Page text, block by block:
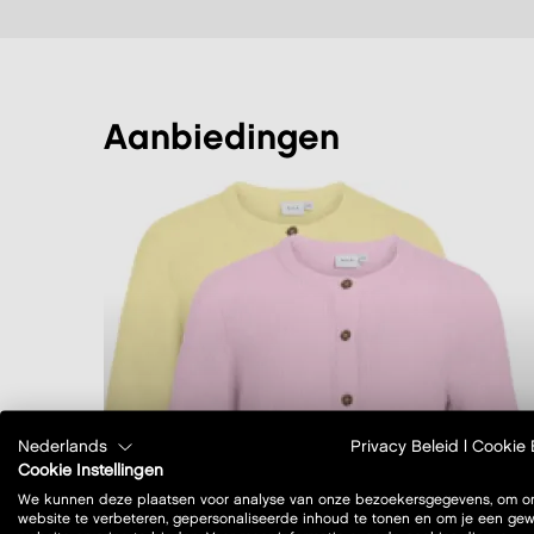
aanbiedingen
top sale
Nederlands Privacy Beleid
Cookie
Cookie Instellingen
We kunnen deze plaatsen voor analyse van onze bezoekersgegevens, om
website te verbeteren, gepersonaliseerde inhoud te tonen en om je een